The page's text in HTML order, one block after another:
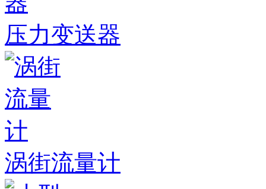
压力变送器
涡街流量计